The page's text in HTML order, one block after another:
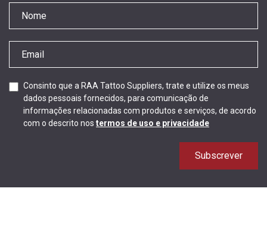
Consinto que a RAA Tattoo Suppliers, trate e utilize os meus
dados pessoais fornecidos, para comunicação de
informações relacionadas com produtos e serviços, de acordo
com o descrito nos termos de uso e privacidade
Subscrever